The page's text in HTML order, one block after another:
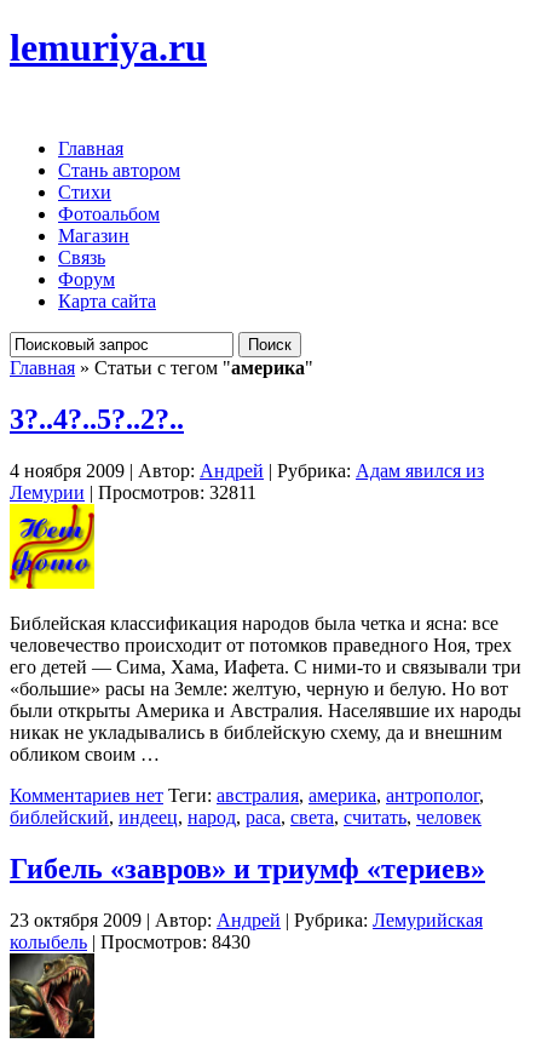
lemuriya.ru
Главная
Стань автором
Стихи
Фотоальбом
Магазин
Связь
Форум
Карта сайта
Главная » Статьи с тегом "америка"
3?..4?..5?..2?..
4 ноября 2009 | Автор: Андрей | Рубрика: Адам явился из
Лемурии | Просмотров: 32811
Библейская классификация народов была четка и ясна: все
человечество происходит от потомков праведного Ноя, трех
его детей — Сима, Хама, Иафета. С ними-то и связывали три
«большие» расы на Земле: желтую, черную и белую. Но вот
были открыты Америка и Австралия. Населявшие их народы
никак не укладывались в библейскую схему, да и внешним
обликом своим …
Комментариев нет Теги: австралия, америка, антрополог,
библейский, индеец, народ, раса, света, считать, человек
Гибель «завров» и триумф «териев»
23 октября 2009 | Автор: Андрей | Рубрика: Лемурийская
колыбель | Просмотров: 8430